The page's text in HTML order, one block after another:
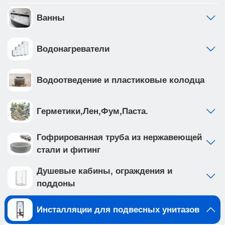
завода • ножки рамы регулируются в диапазоне
от 0 до 200мм. • рама инсталляции выполнена из
покрытием, что обеспечивает надежность и
Создайте идеальную ванную комнату с
комплектом сантехники, который включает
IB.BLA.231.1B1) и клавишу смыва ESTI-O цвета
хром матовый, ABS пластик (арт. IB.B082.004.000
). Подвесной унитаз с безободковой системой
смыва выполнен из белого фарфора, и имеет
мешает потоку воды и не дает места для
скопления грязи и бактерий • чаша с
технологией антивсплеск минимизирует
возможность брызг и обеспечивает комфорт во
время использования • наноглазированное
Ванны
Водонагреватели
Водоотведение и пластиковые колодца
Герметики,Лен,Фум,Паста.
Гофрированная труба из нержавеющей
стали и фитинг
Душевые кабины, ограждения и
поддоны
Инсталляции для подвесных унитазов